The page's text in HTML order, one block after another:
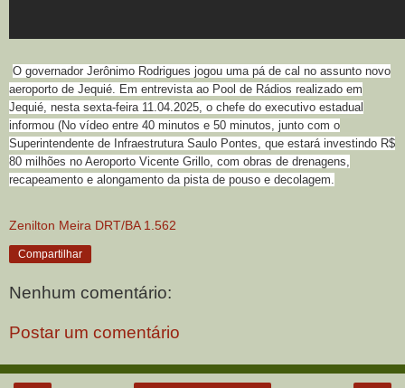
O governador Jerônimo Rodrigues jogou uma pá de cal no assunto novo
aeroporto de Jequié. Em entrevista ao Pool de Rádios realizado em
Jequié, nesta sexta-feira 11.04.2025, o chefe do executivo estadual
informou (No vídeo entre 40 minutos e 50 minutos, junto com o
Superintendente de Infraestrutura Saulo Pontes, que estará investindo R$
80 milhões no Aeroporto Vicente Grillo, com obras de drenagens,
recapeamento e alongamento da pista de pouso e decolagem.
Zenilton Meira DRT/BA 1.562
Compartilhar
Nenhum comentário:
Postar um comentário